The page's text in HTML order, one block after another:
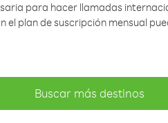
para hacer llamadas
el plan de suscripción mensual
Buscar más destinos